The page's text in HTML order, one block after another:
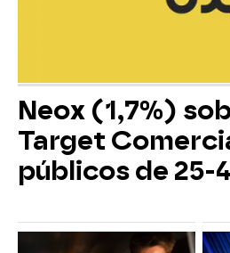
Neox (1,7%)
Target
públicos de 25-